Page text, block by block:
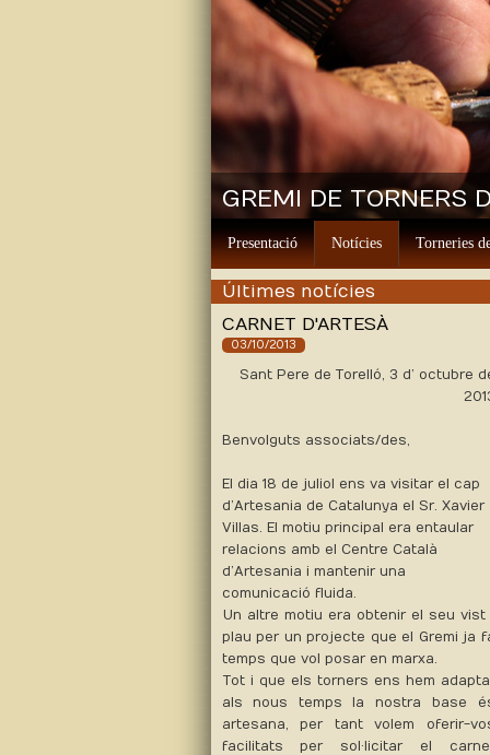
GREMI DE TORNERS
Presentació Notícies Torneries
Últimes notícies
CARNET D'ARTESÀ
03/10/2013
Sant Pere de Torelló, 3 d’ octubre
Benvolguts associats/des,
El dia 18 de juliol ens va visitar el cap
d’Artesania de Catalunya el Sr. Xavier
Villas. El motiu principal era entaular
relacions amb el Centre Català
d’Artesania i mantenir una
comunicació fluida.
Un altre motiu era obtenir el seu vist
plau per un projecte que el Gremi ja
temps que vol posar en marxa.
Tot i que els torners ens hem
als nous temps la nostra base
artesana, per tant volem oferir-
facilitats per sol·licitar el